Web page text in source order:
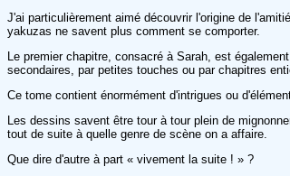
J'ai particulièrement aimé découvrir l'origine de
yakuzas ne savent plus comment se comporter.
Le premier chapitre, consacré à Sarah, est
secondaires, par petites touches ou par chapitres
Ce tome contient énormément d'intrigues ou
Les dessins savent être tour à tour plein de
tout de suite à quelle genre de scène on a affaire.
Que dire d'autre à part « vivement la suite ! » ?